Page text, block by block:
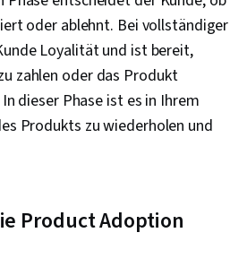
oder ablehnt. Bei vollständiger
Loyalität und ist bereit,
zahlen oder das Produkt
dieser Phase ist es in Ihrem
Produkts zu wiederholen und
Product Adoption